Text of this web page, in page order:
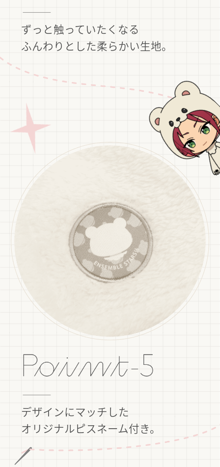
ずっと触っていたくなる
ふんわりとした柔らかい生地。
デザインにマッチした
オリジナルピスネーム付き。